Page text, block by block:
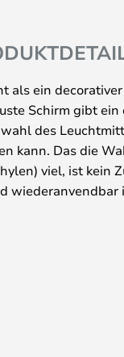
als ein
Schirm gibt ein
des
kann. Das die
viel, ist kein
wiederanvendbar
öffentliche